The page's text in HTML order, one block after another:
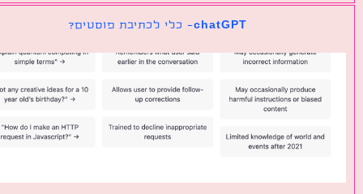
chatGPT- כלי לכתיבת פוסטים?